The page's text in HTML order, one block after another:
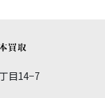
目14−7